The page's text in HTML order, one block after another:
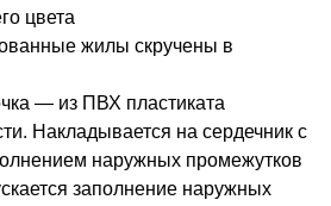
цвета
жилы скручены в
— из ПВХ пластиката
Накладывается на сердечник с
наружных промежутков
заполнение наружных